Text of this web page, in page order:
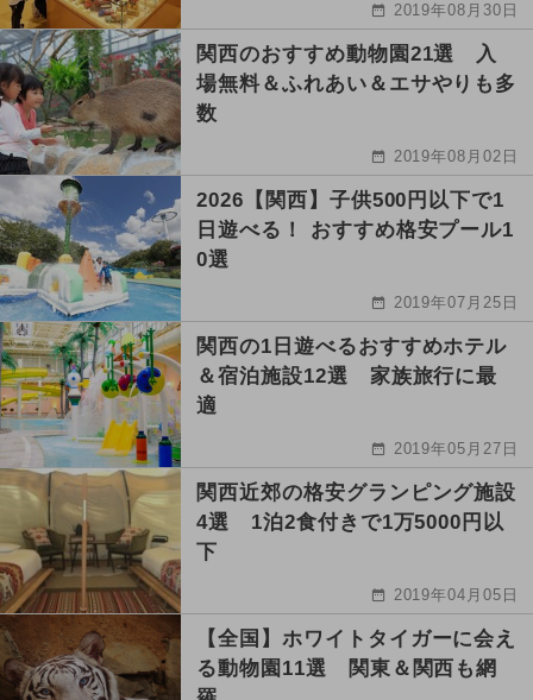
2019年08月30日
関西のおすすめ動物園21選 入
場無料＆ふれあい＆エサやりも多
数
2019年08月02日
2026【関西】子供500円以下で1
日遊べる！ おすすめ格安プール1
0選
2019年07月25日
関西の1日遊べるおすすめホテル
＆宿泊施設12選 家族旅行に最
適
2019年05月27日
関西近郊の格安グランピング施設
4選 1泊2食付きで1万5000円以
下
2019年04月05日
【全国】ホワイトタイガーに会え
る動物園11選 関東＆関西も網